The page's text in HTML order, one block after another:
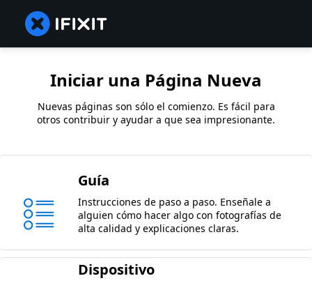
Iniciar una Página Nueva
Nuevas páginas son sólo el comienzo. Es fácil para
otros contribuir y ayudar a que sea impresionante.
Guía
Instrucciones de paso a paso. Enseñale a
alguien cómo hacer algo con fotografías de
alta calidad y explicaciones claras.
Dispositivo